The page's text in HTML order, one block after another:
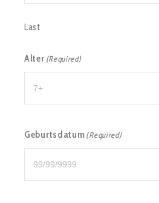
Last
Alter (Required)
Geburtsdatum(Required)